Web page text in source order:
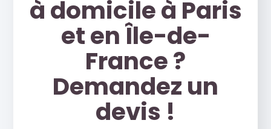
à domicile à Paris
et en Île-de-
France ?
Demandez un
devis !